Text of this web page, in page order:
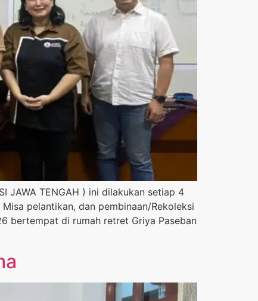
JAWA TENGAH ) ini dilakukan setiap 4
pelantikan, dan pembinaan/Rekoleksi
bertempat di rumah retret Griya Paseban